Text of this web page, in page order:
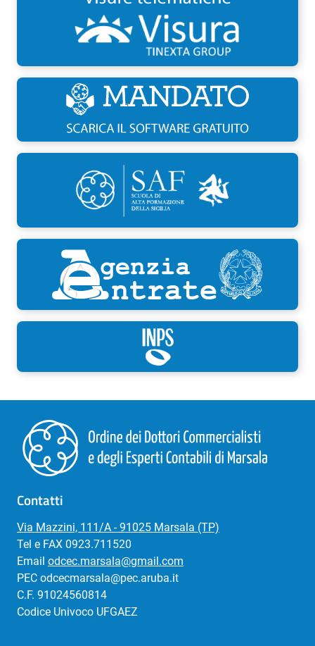
Contatti
Via Mazzini, 111/A - 91025 Marsala (TP)
Tel e FAX 0923.711520
Email odcec.marsala@gmail.com
PEC odcecmarsala@pec.aruba.it
C.F. 91024560814
Codice Univoco UFGAEZ